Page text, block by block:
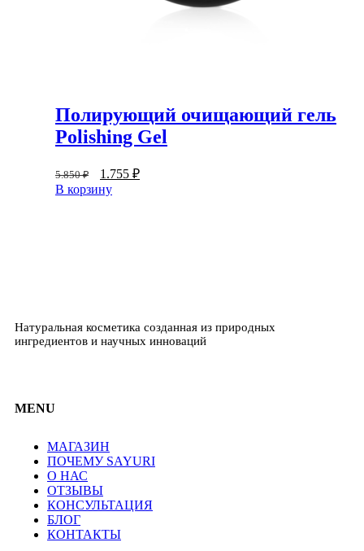
Полирующий очищающий гель
Polishing Gel
5.850₽ 1.755 ₽
В корзину
Натуральная косметика созданная из природных
ингредиентов и научных инноваций
MENU
МАГАЗИН
ПОЧЕМУ SAYURI
О НАС
ОТЗЫВЫ
КОНСУЛЬТАЦИЯ
БЛОГ
КОНТАКТЫ